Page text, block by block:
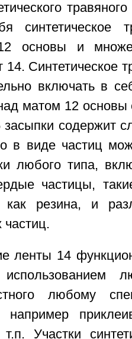
синтетическое
основы и
14. Синтетическое
включать в
матом 12 основы
содержит
в виде частиц
любого типа,
частицы,
как резина, и
частиц.
ленты 14
любому
например
Участки